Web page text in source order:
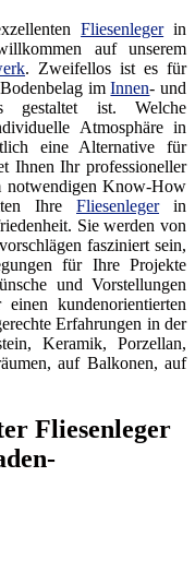
Fliesenlegerin
auf unserem
. Zweifellos ist es für
imInnen- und
gestaltet ist. Welche
Atmosphäre in
eine Alternative für
Ihnen Ihr professioneller
notwendigen Know-How
Ihre Fliesenlegerin
Sie werden von
fasziniert sein,
für Ihre Projekte
und Vorstellungen
kundenorientierten
Erfahrungen in der
Keramik, Porzellan,
auf Balkonen, auf
Fliesenleger